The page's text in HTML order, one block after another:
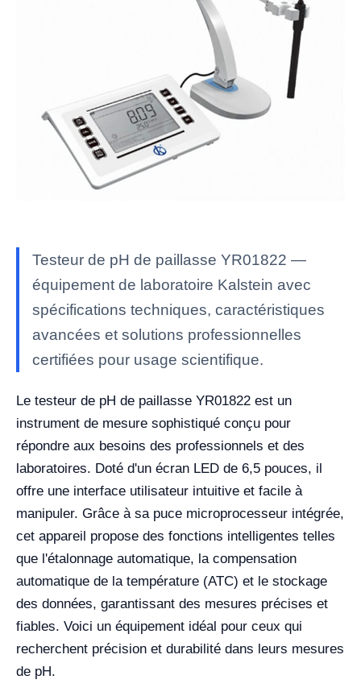
Testeur de pH de paillasse YR01822 —
équipement de laboratoire Kalstein avec
spécifications techniques, caractéristiques
avancées et solutions professionnelles
certifiées pour usage scientifique.
Le testeur de pH de paillasse YR01822 est un
instrument de mesure sophistiqué conçu pour
répondre aux besoins des professionnels et des
laboratoires. Doté d'un écran LED de 6,5 pouces, il
offre une interface utilisateur intuitive et facile à
manipuler. Grâce à sa puce microprocesseur intégrée,
cet appareil propose des fonctions intelligentes telles
que l'étalonnage automatique, la compensation
automatique de la température (ATC) et le stockage
des données, garantissant des mesures précises et
fiables. Voici un équipement idéal pour ceux qui
recherchent précision et durabilité dans leurs mesures
de pH.